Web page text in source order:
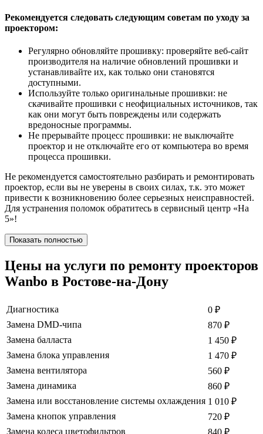
Рекомендуется следовать следующим советам по уходу за
проектором:
Регулярно обновляйте прошивку: проверяйте веб-сайт
производителя на наличие обновлений прошивки и
устанавливайте их, как только они становятся
доступными.
Используйте только оригинальные прошивки: не
скачивайте прошивки с неофициальных источников, так
как они могут быть повреждены или содержать
вредоносные программы.
Не прерывайте процесс прошивки: не выключайте
проектор и не отключайте его от компьютера во время
процесса прошивки.
Не рекомендуется самостоятельно разбирать и ремонтировать
проектор, если вы не уверены в своих силах, т.к. это может
привести к возникновению более серьезных неисправностей.
Для устранения поломок обратитесь в сервисный центр «На
5»!
Показать полностью
Цены на услуги по ремонту проекторов
Wanbo в Ростове-на-Дону
Диагностика 0 ₽
Замена DMD-чипа
870 ₽
Замена балласта
1 450 ₽
Замена блока управления
1 470 ₽
Замена вентилятора
560 ₽
Замена динамика
860 ₽
Замена или восстановление системы охлаждения 1 010 ₽
Замена кнопок управления
720 ₽
Замена колеса цветофильтров
840 ₽